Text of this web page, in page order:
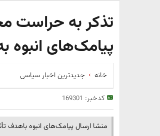
تذکر به حراست
پیامک‌های انبوه
خانه جدیدترین اخبار سیاسی
کدخبر: 169301
منشا ارسال پیامک‌های انبوه باهدف